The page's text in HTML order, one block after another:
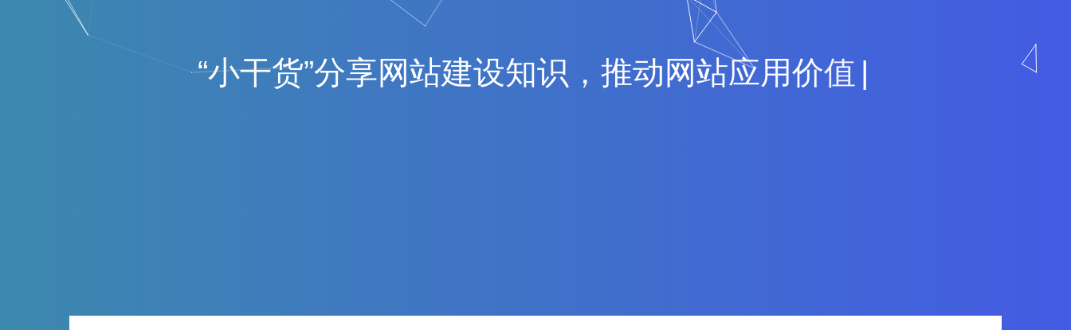
“小干货”分享网站建设知识 ， 推动 网站应用价值